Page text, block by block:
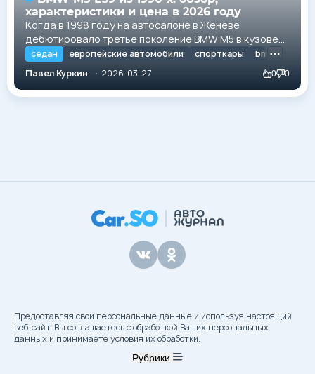
Рубрики
характеристики и цена в 2026 году
Когда в 1998 году на автосалоне в Женеве
дебютировало третье поколение BMW M5 в кузове
E39, мир еще не до конца осознавал, что
присутствует при рождении абсолютного эталона. В
2026 году, оглядываясь назад через призму
десятилетий цифровой трансформации и перехода
седан европейские автомобили спорткары bmw
Павел Куркин
2026-03-27 0 0
Предоставляя свои персональные данные и используя настоящий
веб-сайт, Вы соглашаетесь с обработкой Ваших персональных
данных и принимаете условия их обработки.